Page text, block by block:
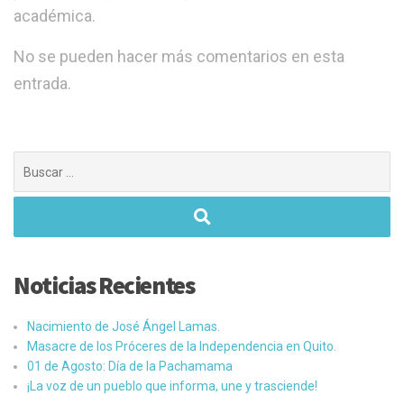
académica.
No se pueden hacer más comentarios en esta
entrada.
Noticias Recientes
Nacimiento de José Ángel Lamas.
Masacre de los Próceres de la Independencia en Quito.
01 de Agosto: Día de la Pachamama
¡La voz de un pueblo que informa, une y trasciende!